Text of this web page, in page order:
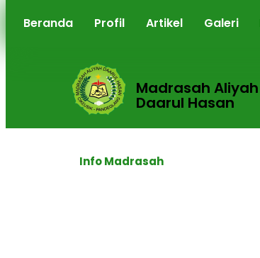
Beranda Profil Artikel Galeri
Madrasah Aliyah
Daarul Hasan
Info Madrasah